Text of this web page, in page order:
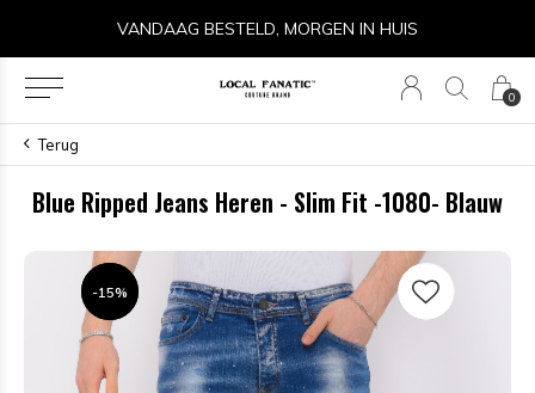
0
VANDAAG BESTELD, MORGEN IN HUIS
Terug
Blue Ripped Jeans Heren - Slim Fit -1080- Blauw
-15%
-15%